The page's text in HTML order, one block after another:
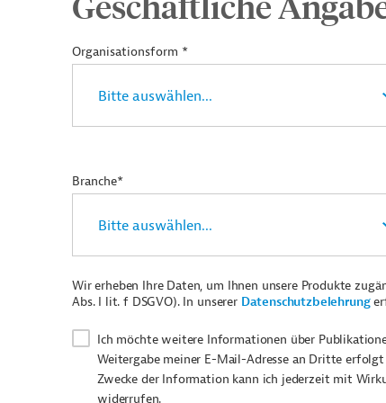
Organisationsform *
Branche*
Wir erheben Ihre Daten, um Ihnen unsere Produkte
Abs. I lit. f DSGVO). In unserer Datenschutzbelehrung
Ich möchte weitere Informationen über
Weitergabe meiner E-Mail-Adresse an Dritte
Zwecke der Information kann ich jederzeit mit
widerrufen.